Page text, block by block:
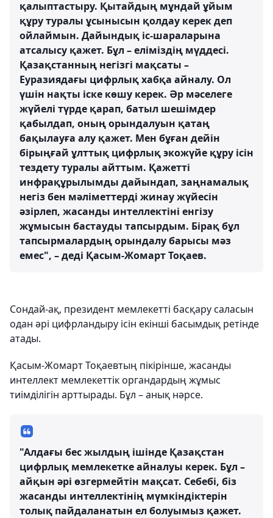
қалыптастыру. Қытайдың мұндай ұйым
құру туралы ұсынысын қолдау керек деп
ойлаймын. Дайындық іс-шараларына
атсалысу қажет. Бұл – еліміздің мүддесі.
Қазақстанның негізгі мақсаты –
Еуразиядағы цифрлық хабқа айналу. Ол
үшін нақты іске көшу керек. Әр мәселеге
жүйелі түрде қарап, батыл шешімдер
қабылдап, оның орындалуын қатаң
бақылауға алу қажет. Мен бұған дейін
бірыңғай ұлттық цифрлық экожүйе құру ісін
тездету туралы айттым. Қажетті
инфрақұрылымды дайындап, заңнамалық
негіз бен мәліметтерді жинау жүйесін
әзірлеп, жасанды интеллектіні енгізу
жұмысын бастауды тапсырдым. Бірақ бұл
тапсырмалардың орындалу барысы мәз
емес", – деді Қасым-Жомарт Тоқаев.
Сондай-ақ, президент мемлекетті басқару саласын
одан әрі цифрландыру ісін екінші басымдық ретінде
атады.
Қасым-Жомарт Тоқаевтың пікірінше, жасанды
интеллект мемлекеттік органдардың жұмыс
тиімділігін арттырады. Бұл – анық нәрсе.
"Алдағы бес жылдың ішінде Қазақстан
цифрлық мемлекетке айналуы керек. Бұл –
айқын әрі өзгермейтін мақсат. Себебі, біз
жасанды интеллектінің мүмкіндіктерін
толық пайдаланатын ел болуымыз қажет.